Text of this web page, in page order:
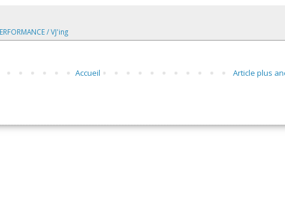
/ VJ'ing
Article plus
Accueil